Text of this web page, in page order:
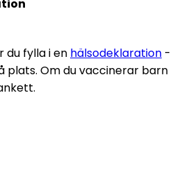
du fylla i en hälsodeklaration -
plats. Om du vaccinerar barn